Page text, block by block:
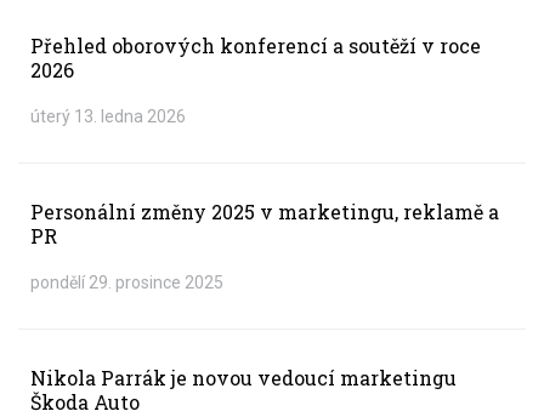
Přehled oborových konferencí a soutěží v roce
2026
úterý 13. ledna 2026
Personální změny 2025 v marketingu, reklamě a
PR
pondělí 29. prosince 2025
Nikola Parrák je novou vedoucí marketingu
Škoda Auto